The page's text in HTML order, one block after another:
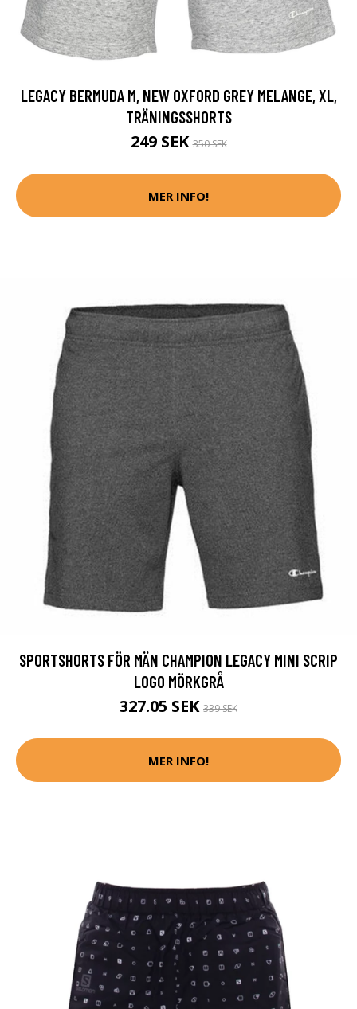
LEGACY BERMUDA M, NEW OXFORD GREY MELANGE, XL,
TRÄNINGSSHORTS
249 SEK350 SEK
MER INFO!
SPORTSHORTS FÖR MÄN CHAMPION LEGACY MINI SCRIP
LOGO MÖRKGRÅ
327.05 SEK 339 SEK
MER INFO!